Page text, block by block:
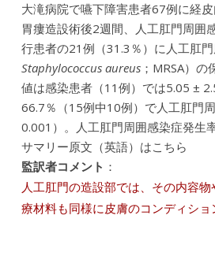
大滝病院で嚥下障害患者67例に経
胃瘻造設術後2週間、人工肛門周囲
行患者の21例（31.3％）に人工肛
Staphylococcus aureus ；MRSA）
値は感染患者（11例）では5.05 ±
66.7％（15例中10例）で人工肛門
0.001）。人工肛門周囲感染症発生
サマリー原文（英語）はこちら
監訳者コメント ：
人工肛門の造設部では、その内容
療材料も同様に皮膚のコンディショ